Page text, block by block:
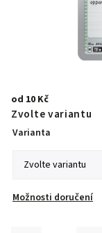
od 10 Kč
Zvolte variantu
Varianta
Možnosti doručení